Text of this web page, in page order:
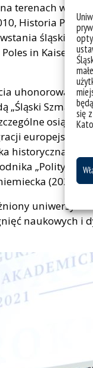
się
terenach
Historia
śląskie
in Kaiser’s
uhonorowany
„Śląski
europejskiej
historyczna za
„Polityka”
(2020).
naukowych i